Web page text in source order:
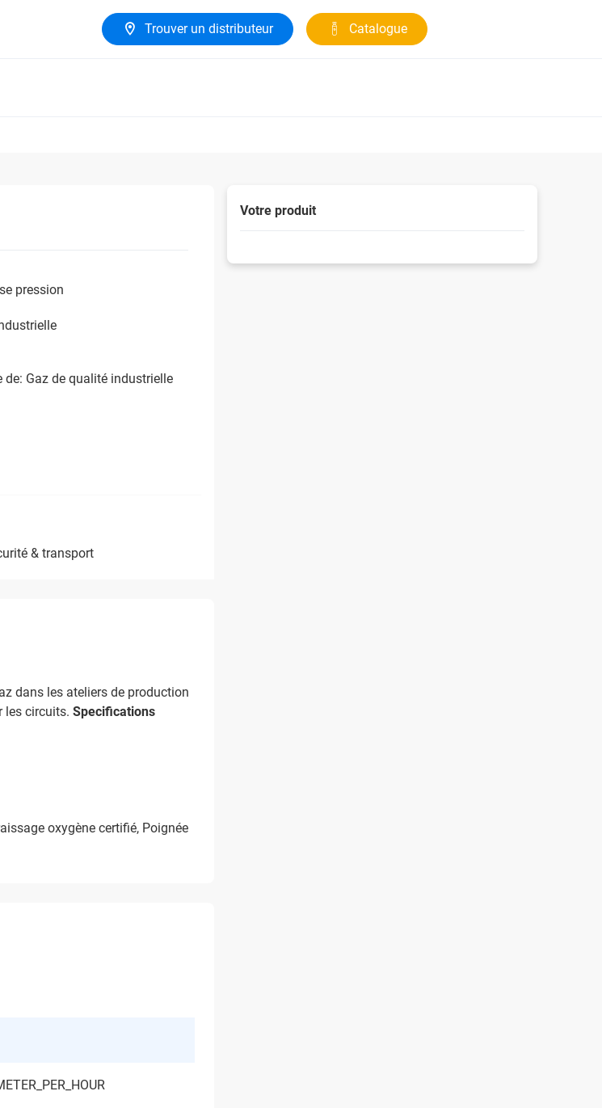
Trouver un distributeur Catalogue
pression
Gaz de qualité industrielle
& transport
dans les ateliers de production
les circuits. Specifications
oxygène certifié, Poignée
Votre produit